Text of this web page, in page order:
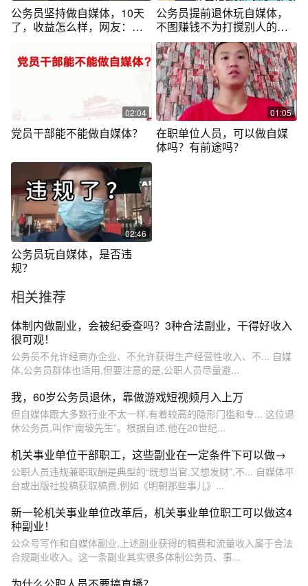
公务员坚持做自媒体，10天
了，收益怎么样，网友：太
公务员提前退休玩自媒体，
不图赚钱不为打搅别人的幸
福，图什么？
02:04
党员干部能不能做自媒体？
01:05
在职单位人员，可以做自媒
体吗？有前途吗？
02:46
公务员玩自媒体，是否违
规？
相关推荐
体制内做副业，会被纪委查吗？3种合法副业，干得好收入
很可观！
公务员不允许经商办企业、不允许获得生产经营性收入、不... 自媒
体,公务员群体也适用,但要注意的是,公职人员尽量避...
我，60岁公务员退休，靠做游戏短视频月入上万
但自媒体跟大多数行业不太一样,有着较高的隐形门槛和专... 这位退
休公务员,叫作“南坡先生”。根据自述,他在20世纪...
机关事业单位干部职工，这些副业在一定条件下可以做→
公职人员违规兼职取酬是典型的“既想当官,又想发财”,不... 自媒体平
台或出版社投稿获取稿费,例如《明朝那些事儿》...
新一轮机关事业单位改革后，机关事业单位职工可以做这4
种副业！
公众号写作和自媒体副业,上述副业获得的稿费和流量收入属于合法
合规副业收入。这一条副业其实很多体制公务员、事...